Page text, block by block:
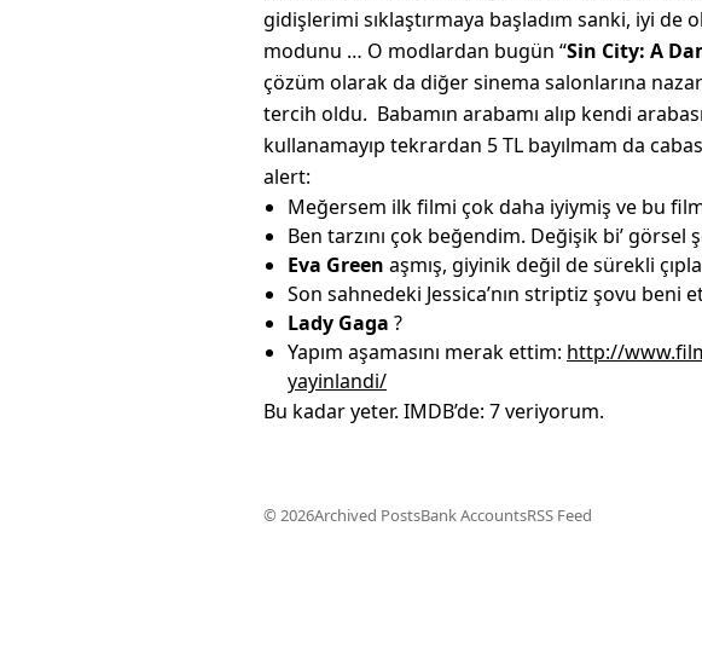
gidişlerimi sıklaştırmaya başladım sanki, iyi
modunu … O modlardan bugün “Sin City: A
çözüm olarak da diğer sinema salonlarına
tercih oldu. Babamın arabamı alıp kendi
kullanamayıp tekrardan 5 TL bayılmam da
alert:
Meğersem ilk filmi çok daha iyiymiş ve bu
Ben tarzını çok beğendim. Değişik bi’ görsel
Eva Green aşmış, giyinik değil de sürekli
Son sahnedeki Jessica’nın striptiz şovu beni
Lady Gaga ?
Yapım aşamasını merak ettim: http://
yayinlandi/
Bu kadar yeter. IMDB’de: 7 veriyorum.
© 2026Archived PostsBank AccountsRSS Feed